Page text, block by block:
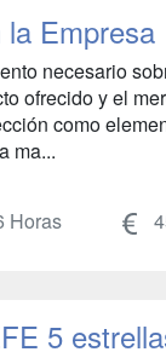
Empresa
necesario
ofrecido y el
como
ma...
Horas
5